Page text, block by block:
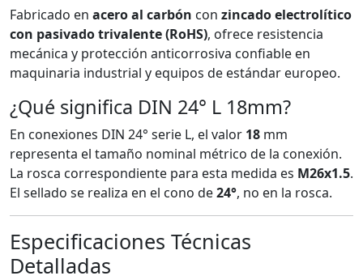
Fabricado en acero al carbón con zincado electrolítico
con pasivado trivalente (RoHS), ofrece resistencia
mecánica y protección anticorrosiva confiable en
maquinaria industrial y equipos de estándar europeo.
¿Qué significa DIN 24° L 18mm?
En conexiones DIN 24° serie L, el valor 18 mm
representa el tamaño nominal métrico de la conexión.
La rosca correspondiente para esta medida es M26x1.5.
El sellado se realiza en el cono de24°, no en la rosca.
Especificaciones Técnicas
Detalladas